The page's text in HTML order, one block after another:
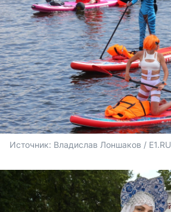
Источник: Владислав Лоншаков / E1.RU